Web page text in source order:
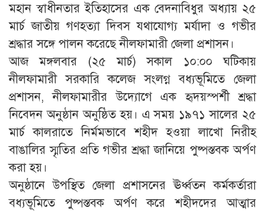
মহান স্বাধীনতার ইতিহাসের এক বেদনাবিধুর অধ্যায় ২৫
মার্চ জাতীয় গণহত্যা দিবস যথাযোগ্য মর্যাদা ও গভীর
শ্রদ্ধার সঙ্গে পালন করেছে নীলফামারী জেলা প্রশাসন।
আজ মঙ্গলবার (২৫ মার্চ) সকাল ১০:০০ ঘটিকায়
নীলফামারী সরকারি কলেজ সংলগ্ন বধ্যভূমিতে জেলা
প্রশাসন, নীলফামারীর উদ্যোগে এক হৃদয়স্পর্শী শ্রদ্ধা
নিবেদন অনুষ্ঠান অনুষ্ঠিত হয়। এ সময় ১৯৭১ সালের ২৫
মার্চ কালরাতে নির্মমভাবে শহীদ হওয়া লাখো নিরীহ
বাঙালির স্মৃতির প্রতি গভীর শ্রদ্ধা জানিয়ে পুষ্পস্তবক অর্পণ
করা হয়।
অনুষ্ঠানে উপস্থিত জেলা প্রশাসনের ঊর্ধ্বতন কর্মকর্তারা
বধ্যভূমিতে পুষ্পস্তবক অর্পণ করে শহীদদের আত্মার